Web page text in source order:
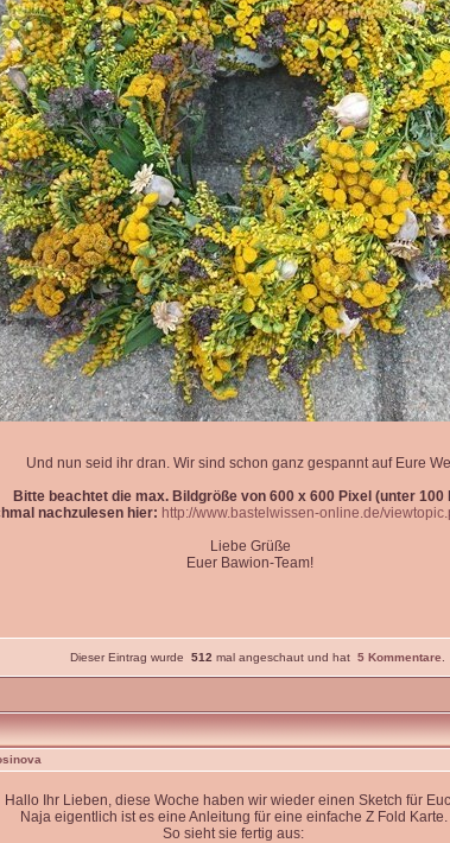
Und nun seid ihr dran. Wir sind schon ganz gespannt auf Eure
Bitte beachtet die max. Bildgröße von 600 x 600 Pixel (unter 100
nachzulesen hier: http://www.bastelwissen-online.de/
Liebe Grüße
Euer Bawion-Team!
Dieser Eintrag wurde 512 mal angeschaut und hat 5 Kommentare
Hallo Ihr Lieben, diese Woche haben wir wieder einen Sketch für
Naja eigentlich ist es eine Anleitung für eine einfache Z Fold Karte.
So sieht sie fertig aus: